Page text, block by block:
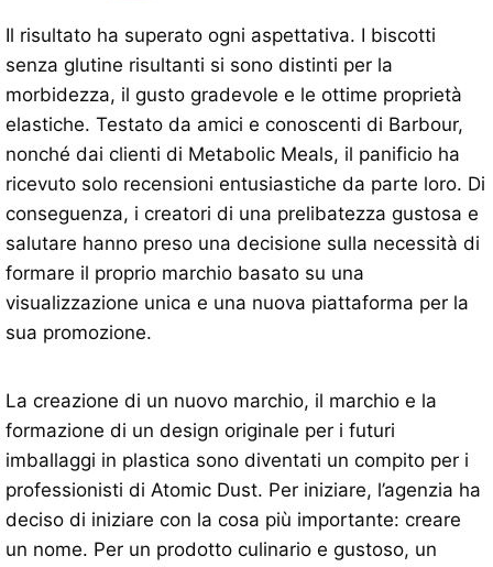
Il risultato ha superato ogni aspettativa. I biscotti
senza glutine risultanti si sono distinti per la
morbidezza, il gusto gradevole e le ottime proprietà
elastiche. Testato da amici e conoscenti di Barbour,
nonché dai clienti di Metabolic Meals, il panificio ha
ricevuto solo recensioni entusiastiche da parte loro. Di
conseguenza, i creatori di una prelibatezza gustosa e
salutare hanno preso una decisione sulla necessità di
formare il proprio marchio basato su una
visualizzazione unica e una nuova piattaforma per la
sua promozione.
La creazione di un nuovo marchio, il marchio e la
formazione di un design originale per i futuri
imballaggi in plastica sono diventati un compito per i
professionisti di Atomic Dust. Per iniziare, l’agenzia ha
deciso di iniziare con la cosa più importante: creare
un nome. Per un prodotto culinario e gustoso, un